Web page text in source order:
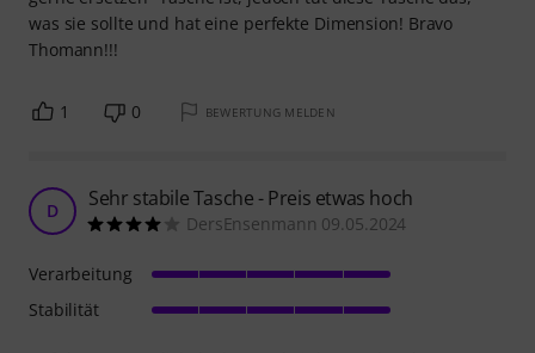
was sie sollte und hat eine perfekte Dimension! Bravo
Thomann!!!
1 0 BEWERTUNG MELDEN
D Sehr stabile Tasche - Preis etwas hoch
DersEnsenmann 09.05.2024
Verarbeitung
Stabilität